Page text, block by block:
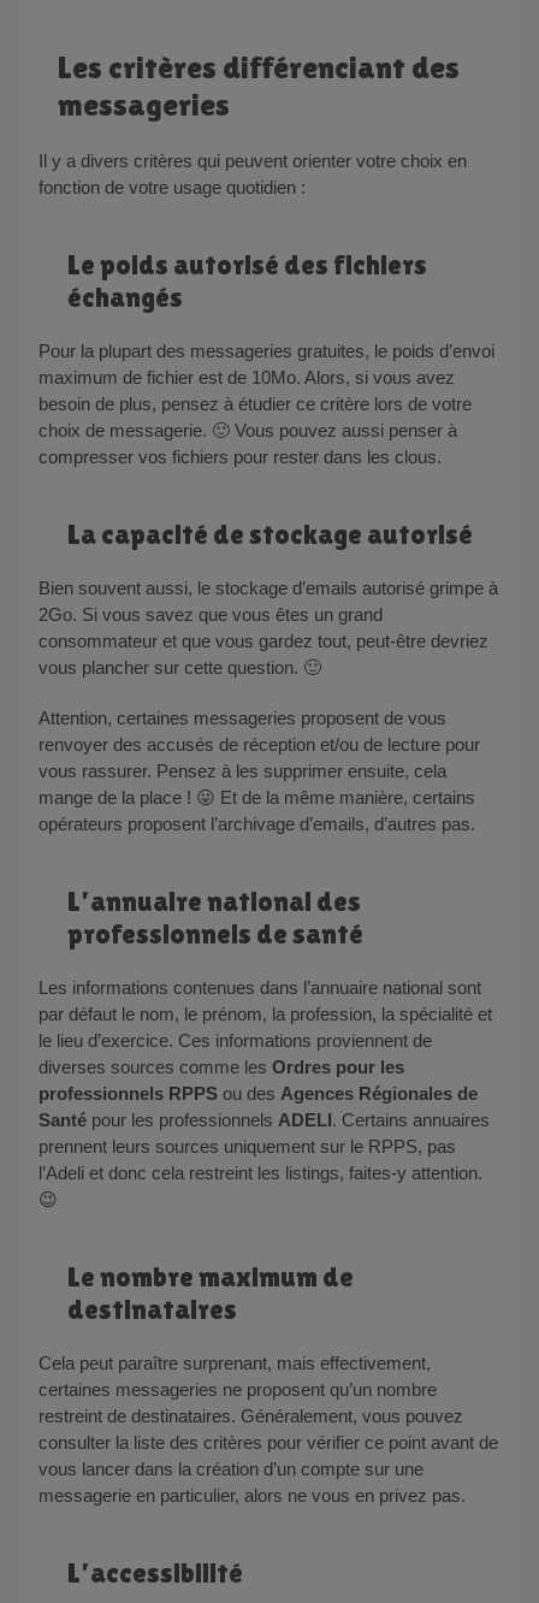
Les critères différenciant des
messageries
Il y a divers critères qui peuvent orienter votre choix en
fonction de votre usage quotidien :
Le poids autorisé des fichiers
échangés
Pour la plupart des messageries gratuites, le poids d’envoi
maximum de fichier est de 10Mo. Alors, si vous avez
besoin de plus, pensez à étudier ce critère lors de votre
choix de messagerie. 🙂 Vous pouvez aussi penser à
compresser vos fichiers pour rester dans les clous.
La capacité de stockage autorisé
Bien souvent aussi, le stockage d’emails autorisé grimpe à
2Go. Si vous savez que vous êtes un grand
consommateur et que vous gardez tout, peut-être devriez
vous plancher sur cette question. 🙂
Attention, certaines messageries proposent de vous
renvoyer des accusés de réception et/ou de lecture pour
vous rassurer. Pensez à les supprimer ensuite, cela
mange de la place ! 😛 Et de la même manière, certains
opérateurs proposent l’archivage d’emails, d’autres pas.
L’annuaire national des
professionnels de santé
Les informations contenues dans l’annuaire national sont
par défaut le nom, le prénom, la profession, la spécialité et
le lieu d’exercice. Ces informations proviennent de
diverses sources comme les Ordres pour les
professionnels RPPS ou des Agences Régionales de
Santé pour les professionnels ADELI. Certains annuaires
prennent leurs sources uniquement sur le RPPS, pas
l’Adeli et donc cela restreint les listings, faites-y attention.
😉
Le nombre maximum de
destinataires
Cela peut paraître surprenant, mais effectivement,
certaines messageries ne proposent qu’un nombre
restreint de destinataires. Généralement, vous pouvez
consulter la liste des critères pour vérifier ce point avant de
vous lancer dans la création d’un compte sur une
messagerie en particulier, alors ne vous en privez pas.
L’accessibilité